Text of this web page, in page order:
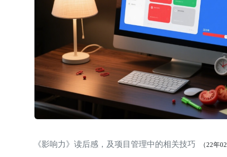
《影响力》读后感，及项目管理中的相关技巧 （22年